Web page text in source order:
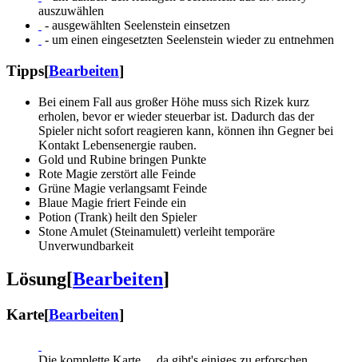
auszuwählen
- ausgewählten Seelenstein einsetzen
- um einen eingesetzten Seelenstein wieder zu entnehmen
Tipps[Bearbeiten]
Bei einem Fall aus großer Höhe muss sich Rizek kurz
erholen, bevor er wieder steuerbar ist. Dadurch das der
Spieler nicht sofort reagieren kann, können ihn Gegner bei
Kontakt Lebensenergie rauben.
Gold und Rubine bringen Punkte
Rote Magie zerstört alle Feinde
Grüne Magie verlangsamt Feinde
Blaue Magie friert Feinde ein
Potion (Trank) heilt den Spieler
Stone Amulet (Steinamulett) verleiht temporäre
Unverwundbarkeit
Lösung[Bearbeiten]
Karte[Bearbeiten]